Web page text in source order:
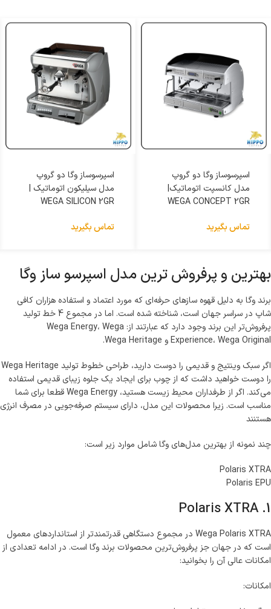
اسپرسوساز وگا دو گروپ
مدل کانسپت اتوماتیک|
WEGA CONCEPT 2GR
تماس بگیرید
اسپرسوساز وگا دو گروپ
مدل سیلیکون اتوماتیک |
WEGA SILICON 2GR
تماس بگیرید
بهترین و پرفروش ترین مدل اسپرسو ساز وگا
برند وگا به دلیل قهوه سازهای حرفه‌ای که مورد اعتماد و استفاده هزاران کافی
شاپ در سراسر جهان است، شناخته شده است. اما در مجموع 4 خط تولید
پرفروش‌تر این برند وجود دارد که عبارتند از: Wega Energy، Wega
Experience، Wega Original و Wega Heritage.
اگر سبک وینتیج و قدیمی را دوست دارید، طراحی خطوط تولید Wega Heritage
را دوست خواهید داشت که از چوب برای ایجاد یک جلوه زیبای قدیمی استفاده
می‌کند. اگر از طرفداران محیط زیست هستید، Wega Energy قطعا برای شما
مناسب است. زیرا محصولات این مدل، دارای سیستم صرفه‌جویی در مصرف انرژی
هستنند
چند نمونه از بهترین مدل‌های وگا شامل موارد زیر است:
Polaris XTRA
Polaris EPU
1. Polaris XTRA
Wega Polaris XTRA در مجموع دستگاهی قدرتمندتر از استانداردهای معمول
است که در جهان جز پرفروش‌ترین محصولات برند وگا است. در ادامه تعدادی از
امکانات عالی آن را بخوانید:
امکانات: